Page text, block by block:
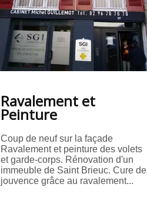
Ravalement et
Peinture
Coup de neuf sur la façade
Ravalement et peinture des volets
et garde-corps. Rénovation d'un
immeuble de Saint Brieuc. Cure de
jouvence grâce au ravalement...